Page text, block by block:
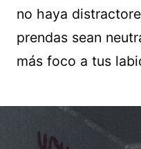
no haya
prendas sean
más foco a tus